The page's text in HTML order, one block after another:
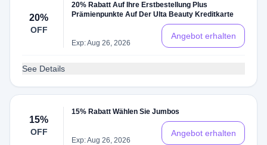
20%
OFF
20% Rabatt Auf Ihre Erstbestellung Plus
Prämienpunkte Auf Der Ulta Beauty Kreditkarte
Exp: Aug 26, 2026
Angebot erhalten
See Details
15%
OFF
15% Rabatt Wählen Sie Jumbos
Exp: Aug 26, 2026
Angebot erhalten